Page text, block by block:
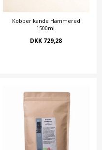
Kobber kande Hammered
1500ml.
DKK 729,28